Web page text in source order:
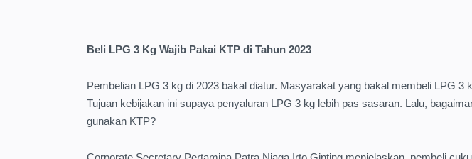
Beli LPG 3 Kg Wajib Pakai KTP di Tahun 2023
Pembelian LPG 3 kg di 2023 bakal diatur. Masyarakat yang bakal membeli LPG 3
Tujuan kebijakan ini supaya penyaluran LPG 3 kg lebih pas sasaran. Lalu,
gunakan KTP?